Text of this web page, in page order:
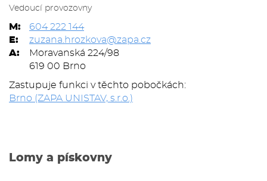
Vedoucí provozovny
M:
604 222 144
E:
zuzana.hrozkova@zapa.cz
A:
Moravanská 224/98
619 00 Brno
Zastupuje funkci v těchto pobočkách:
Brno (ZAPA UNISTAV, s.r.o.)
Lomy a pískovny